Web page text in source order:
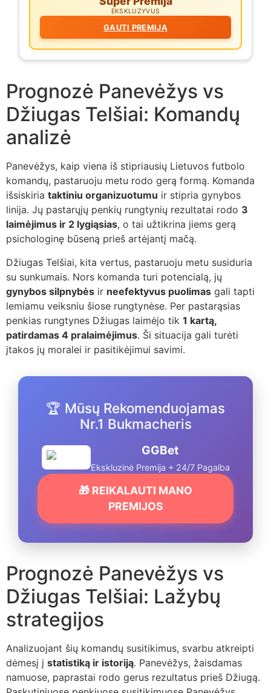
EKSKLUZYVUS
GAUTI PREMIJĄ
Prognozė Panevėžys vs
Džiugas Telšiai: Komandų
analizė
Panevėžys, kaip viena iš stipriausių Lietuvos futbolo
komandų, pastaruoju metu rodo gerą formą. Komanda
išsiskiria taktiniu organizuotumu ir stipria gynybos
linija. Jų pastarųjų penkių rungtynių rezultatai rodo 3
laimėjimus ir 2 lygiąsias, o tai užtikrina jiems gerą
psichologinę būseną prieš artėjantį mačą.
Džiugas Telšiai, kita vertus, pastaruoju metu susiduria
su sunkumais. Nors komanda turi potencialą, jų
gynybos silpnybės ir neefektyvus puolimas gali tapti
lemiamu veiksniu šiose rungtynėse. Per pastarąsias
penkias rungtynes Džiugas laimėjo tik 1 kartą,
patirdamas 4 pralaimėjimus. Ši situacija gali turėti
įtakos jų moralei ir pasitikėjimui savimi.
🏆 Mūsų Rekomenduojamas
Nr.1 Bukmacheris
GGBet
Ekskluzinė Premija + 24/7 Pagalba
🎁 REIKALAUTI MANO
PREMIJOS
Prognozė Panevėžys vs
Džiugas Telšiai: Lažybų
strategijos
Analizuojant šių komandų susitikimus, svarbu atkreipti
dėmesį į statistiką ir istoriją. Panevėžys, žaisdamas
namuose, paprastai rodo gerus rezultatus prieš Džiugą.